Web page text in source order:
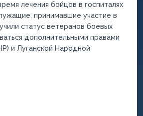
лечения бойцов в госпиталях
принимавшие участие в
статус ветеранов боевых
дополнительными правами
и Луганской Народной